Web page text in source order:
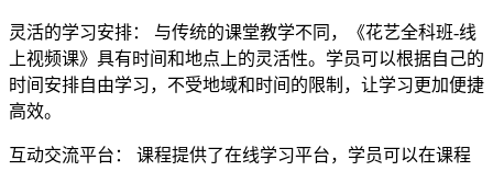
灵活的学习安排： 与传统的课堂教学不同，《花艺全科班-线
上视频课》具有时间和地点上的灵活性。学员可以根据自己的
时间安排自由学习，不受地域和时间的限制，让学习更加便捷
高效。
互动交流平台： 课程提供了在线学习平台，学员可以在课程